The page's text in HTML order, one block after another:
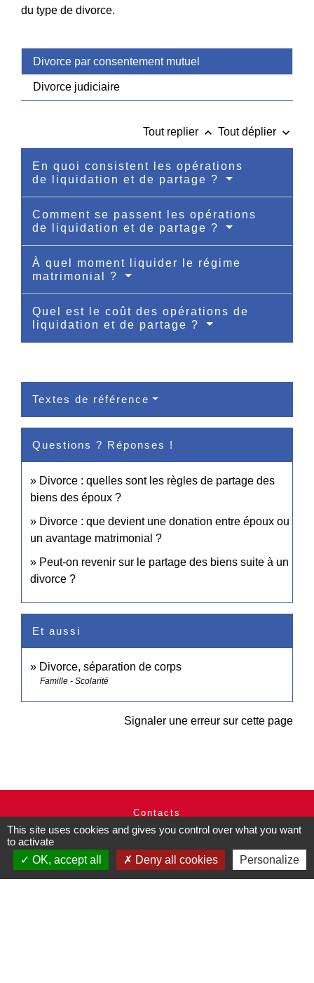
du type de divorce.
Divorce par consentement mutuel
Divorce judiciaire
Tout replier keyboard_arrow_up Tout déplier keyboard_arrow_down
En quoi consistent les opérations
de liquidation et de partage ?
Comment se passent les opérations
de liquidation et de partage ?
À quel moment liquider le régime
matrimonial ?
Quel est le coût des opérations de
liquidation et de partage ?
Textes de référence
Questions ? Réponses !
Divorce : quelles sont les règles de partage des
biens des époux ?
Divorce : que devient une donation entre époux ou
un avantage matrimonial ?
Peut-on revenir sur le partage des biens suite à un
divorce ?
Et aussi
Divorce, séparation de corps
Famille - Scolarité
Signaler une erreur sur cette page
Contacts
Commune de Pullay
27130 Pullay - FRANCE
+33 2 32 32 18 58
This site uses cookies and gives you control over what you want
to activate
OK, accept all
Deny all cookies Personalize